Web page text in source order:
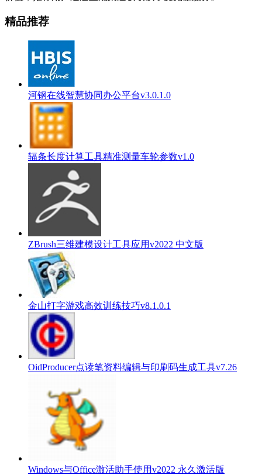
精品推荐
河钢在线智慧协同办公平台v3.0.1.0
辐条长度计算工具精准测量车轮参数v1.0
ZBrush三维建模设计工具应用v2022 中文版
金山打字游戏高效训练技巧v8.1.0.1
OidProducer点读笔资料编辑与印刷码生成工具v7.26
Windows与Office激活助手使用v2022 永久激活版